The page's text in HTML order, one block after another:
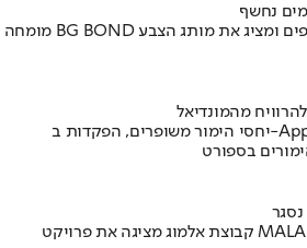
נחשף
מהמונדיאל
בספורט
נסגר
קבוצת אלמוג מציגה את פרויקט MALA: מגדלי הפרימיום האחרונים